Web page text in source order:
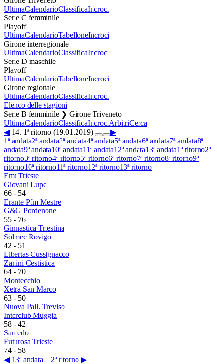
UltimaCalendarioClassificaIncroci
Serie C femminile
Playoff
UltimaCalendarioTabelloneIncroci
Girone interregionale
UltimaCalendarioClassificaIncroci
Serie D maschile
Playoff
UltimaCalendarioTabelloneIncroci
Girone regionale
UltimaCalendarioClassificaIncroci
Elenco delle stagioni
Serie B femminile ❯ Girone Triveneto
UltimaCalendarioClassificaIncrociArbitriCerca
◀14. 1ª ritorno (19.01.2019)
▶
1ª andata2ª andata3ª andata4ª andata5ª andata6ª andata7ª andata8ª
andata9ª andata10ª andata11ª andata12ª andata13ª andata1ª ritorno2ª
ritorno3ª ritorno4ª ritorno5ª ritorno6ª ritorno7ª ritorno8ª ritorno9ª
ritorno10ª ritorno11ª ritorno12ª ritorno13ª ritorno
Emt Trieste
Giovani Lupe
66 - 54
Erante Pfm Mestre
G&G Pordenone
55 - 76
Ginnastica Triestina
Solmec Rovigo
42 - 51
Libertas Cussignacco
Zanini Cestistica
64 - 70
Montecchio
Xetra San Marco
63 - 50
Nuova Pall. Treviso
Interclub Muggia
58 - 42
Sarcedo
Futurosa Trieste
74 - 58
◀ 13ª andata
2ª ritorno ▶